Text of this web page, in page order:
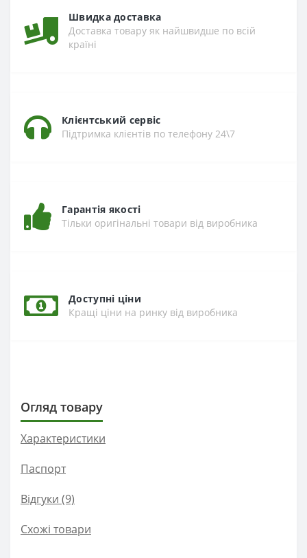
Швидка доставка
Доставка товару як найшвидше по всій
країні
Клієнтський сервіс
Підтримка клієнтів по телефону 24\7
Гарантія якості
Тільки оригінальні товари від виробника
Доступні ціни
Кращі ціни на ринку від виробника
Огляд товару
Характеристики
Паспорт
Відгуки (9)
Схожі товари